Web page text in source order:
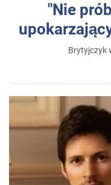
"Nie
Brytyjczyk